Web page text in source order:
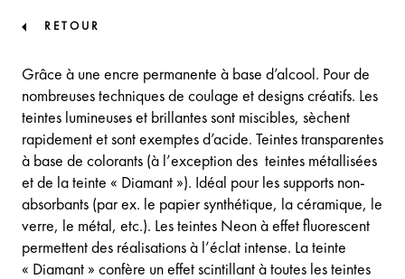
RETOUR
Grâce à une encre permanente à base d’alcool. Pour de
nombreuses techniques de coulage et designs créatifs. Les
teintes lumineuses et brillantes sont miscibles, sèchent
rapidement et sont exemptes d’acide. Teintes transparentes
à base de colorants (à l’exception des teintes métallisées
et de la teinte « Diamant »). Idéal pour les supports non-
absorbants (par ex. le papier synthétique, la céramique, le
verre, le métal, etc.). Les teintes Neon à effet fluorescent
permettent des réalisations à l’éclat intense. La teinte
« Diamant » confère un effet scintillant à toutes les teintes